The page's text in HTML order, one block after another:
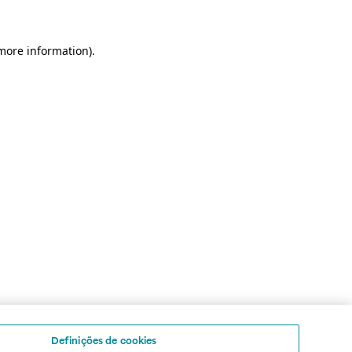
information).
Definições de cookies